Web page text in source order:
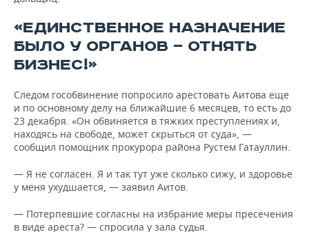
«ЕДИНСТВЕННОЕ НАЗНАЧЕНИЕ
БЫЛО У ОРГАНОВ — ОТНЯТЬ
БИЗНЕС!»
Следом гособвинение попросило арестовать Аитова еще
и по основному делу на ближайшие 6 месяцев, то есть до
23 декабря. «Он обвиняется в тяжких преступлениях и,
находясь на свободе, может скрыться от суда», —
сообщил помощник прокурора района Рустем Гатауллин.
— Я не согласен. Я и так тут уже сколько сижу, и здоровье
у меня ухудшается, — заявил Аитов.
— Потерпевшие согласны на избрание меры пресечения
в виде ареста? — спросила у зала судья.